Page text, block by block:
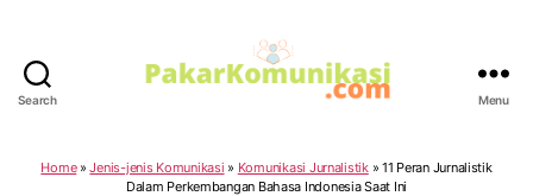
Search Menu
Home»Jenis-jenis Komunikasi » Komunikasi Jurnalistik»11 Peran Jurnalistik
Dalam Perkembangan Bahasa Indonesia Saat Ini